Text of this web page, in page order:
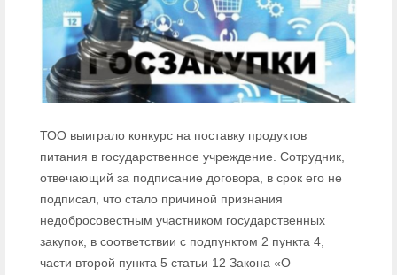
ТОО выиграло конкурс на поставку продуктов
питания в государственное учреждение. Сотрудник,
отвечающий за подписание договора, в срок его не
подписал, что стало причиной признания
недобросовестным участником государственных
закупок, в соответствии с подпунктом 2 пункта 4,
части второй пункта 5 статьи 12 Закона «О